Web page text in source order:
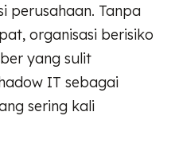
perusahaan. Tanpa
organisasi berisiko
yang sulit
IT sebagai
sering kali